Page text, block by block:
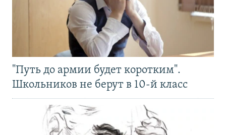
"Путь до армии будет коротким".
Школьников не берут в 10-й класс